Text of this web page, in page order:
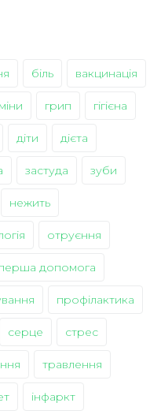
біль вакцинація
грип гігієна
діти дієта
застуда зуби
нежить
отруєння
допомога
профілактика
серце стрес
травлення
інфаркт